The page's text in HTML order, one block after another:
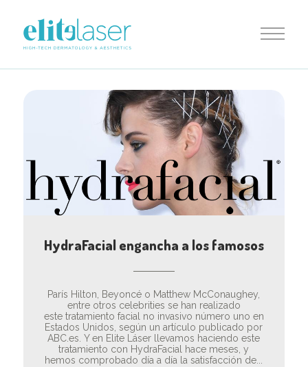
HydraFacial engancha a los famosos
París Hilton, Beyoncé o Matthew McConaughey,
entre otros celebrities se han realizado
este tratamiento facial no invasivo número uno en
Estados Unidos, según un artículo publicado por
ABC.es. Y en Elite Láser llevamos haciendo este
tratamiento con HydraFacial hace meses, y
hemos comprobado día a día la satisfacción de...